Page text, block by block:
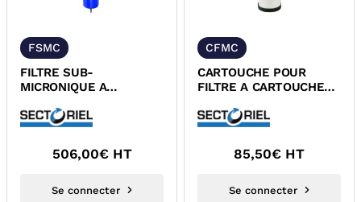
FSMC
FILTRE SUB-
MICRONIQUE A
COMPRIME
506,00€ HT
Se connecter
CFMC
CARTOUCHE POUR
FILTRE A CARTOUCHE
85,50€ HT
Se connecter